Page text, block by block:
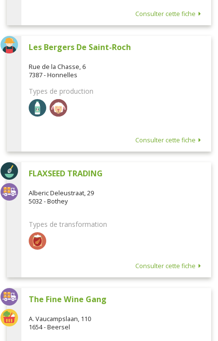
Consulter cette fiche
Les Bergers De Saint-Roch
Rue de la Chasse, 6
7387 - Honnelles
Types de production
Consulter cette fiche
FLAXSEED TRADING
Alberic Deleustraat, 29
5032 - Bothey
Types de transformation
Consulter cette fiche
The Fine Wine Gang
A. Vaucampslaan, 110
1654 - Beersel